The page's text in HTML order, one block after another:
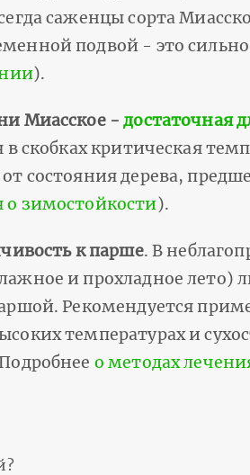
саженцы сорта
подвой - это
).
Миасское -достаточная
в скобках критическая
состояния дерева,
о зимостойкости).
к парше. В
и прохладное лето)
Рекомендуется
температурах и
о методах